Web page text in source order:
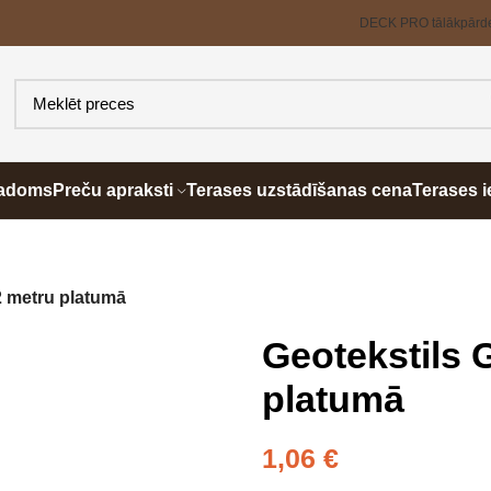
DECK PRO
Preču apraksti Terases uzstādīšanas cenaTerases
metru platumā
Geotekstils
platumā
1,06 €